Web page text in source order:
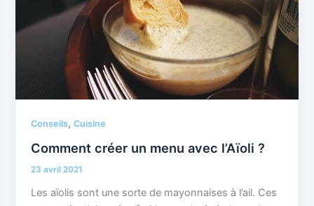
Conseils,Cuisine
Comment créer un menu avec l’Aïoli ?
23 avril 2021
Les aïolis sont une sorte de mayonnaises à l’ail. Ces